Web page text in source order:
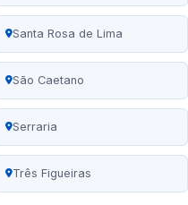
Santa Rosa de Lima
São Caetano
Serraria
Três Figueiras